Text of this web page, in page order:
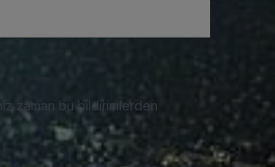
zaman bu bildirimlerden